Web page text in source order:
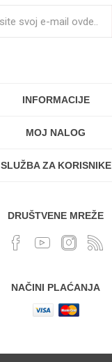
INFORMACIJE
MOJ NALOG
SLUŽBA ZA KORISNIKE
DRUŠTVENE MREŽE
NAČINI PLAĆANJA